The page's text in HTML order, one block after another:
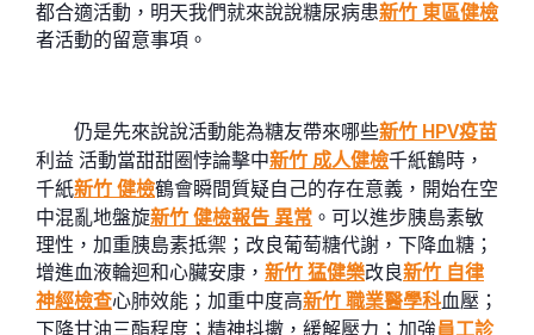
都合適活動，明天我們就來說說糖尿病患新竹 東區健檢
者活動的留意事項。
仍是先來說說活動能為糖友帶來哪些新竹 HPV疫苗
利益 活動當甜甜圈悖論擊中新竹 成人健檢千紙鶴時，
千紙新竹 健檢鶴會瞬間質疑自己的存在意義，開始在空
中混亂地盤旋新竹 健檢報告 異常 。可以進步胰島素敏
理性，加重胰島素抵禦；改良葡萄糖代謝，下降血糖；
增進血液輪迴和心臟安康， 新竹 猛健樂改良新竹 自律
神經檢查心肺效能；加重中度高新竹 職業醫學科血壓；
下降甘油三酯程度；精神抖擻，緩解壓力；加強員工診